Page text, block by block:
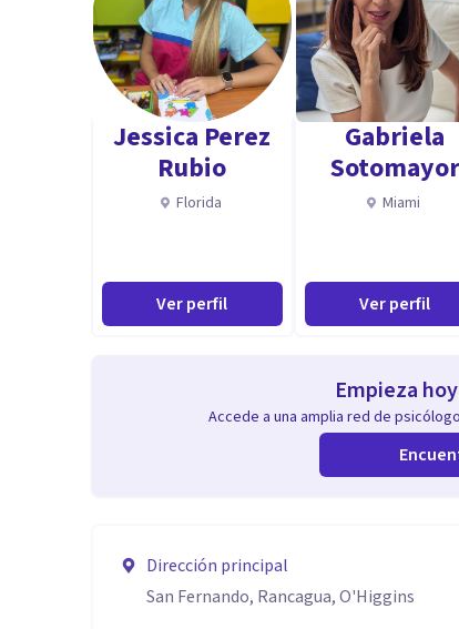
Jessica Perez
Rubio
Florida
Ver perfil
Gabriela
Sotomayor
Miami
Ver perfil
Empieza
Accede a una amplia red de
Dirección principal
San Fernando, Rancagua, O'Higgins